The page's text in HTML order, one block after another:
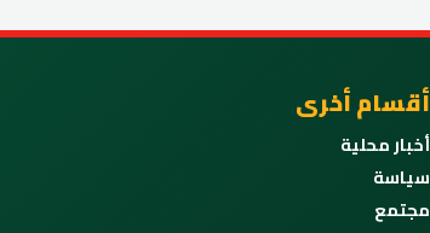
أقسام أخرى
أخبار محلية
سياسة
مجتمع